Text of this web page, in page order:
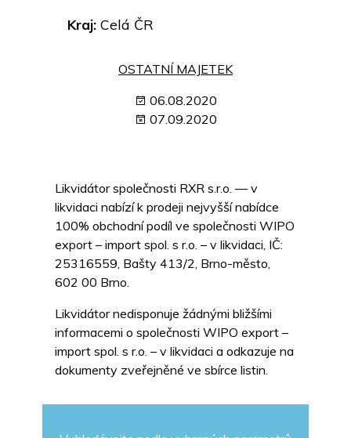
Kraj: Celá ČR
OSTATNÍ MAJETEK
06.08.2020
07.09.2020
Likvidátor společnosti RXR s.r.o. — v
likvidaci nabízí k prodeji nejvyšší nabídce
100% obchodní podíl ve společnosti WIPO
export – import spol. s r.o. – v likvidaci, IČ:
25316559, Bašty 413/2, Brno-město,
602 00 Brno.
Likvidátor nedisponuje žádnými bližšími
informacemi o společnosti WIPO export –
import spol. s r.o. – v likvidaci a odkazuje na
dokumenty zveřejněné ve sbírce listin.